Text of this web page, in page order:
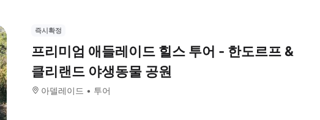
즉시확정
프리미엄 애들레이드 힐스 투어 - 한도르프 &
클리랜드 야생동물 공원
아델레이드 투어